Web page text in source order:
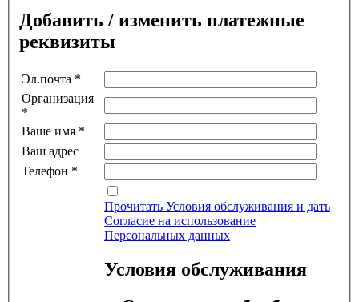
Добавить / изменить платежные
реквизиты
Эл.почта *
Организация
*
Ваше имя *
Ваш адрес
Телефон *
Прочитать Условия обслуживания и дать
Согласие на использование
Персональных данных
Условия обслуживания